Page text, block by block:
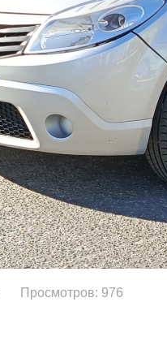
Просмотров: 976